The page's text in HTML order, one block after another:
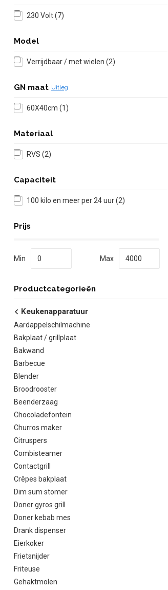
230 Volt(7)
Model
Verrijdbaar / met wielen (2)
GN maat Uitleg
60X40cm (1)
Materiaal
RVS (2)
Capaciteit
100 kilo en meer per 24 uur(2)
Prijs
Min Max
Productcategorieën
Keukenapparatuur
Aardappelschilmachine
Bakplaat / grillplaat
Bakwand
Barbecue
Blender
Broodrooster
Beenderzaag
Chocoladefontein
Churros maker
Citruspers
Combisteamer
Contactgrill
Crêpes bakplaat
Dim sum stomer
Doner gyros grill
Doner kebab mes
Drank dispenser
Eierkoker
Frietsnijder
Friteuse
Gehaktmolen